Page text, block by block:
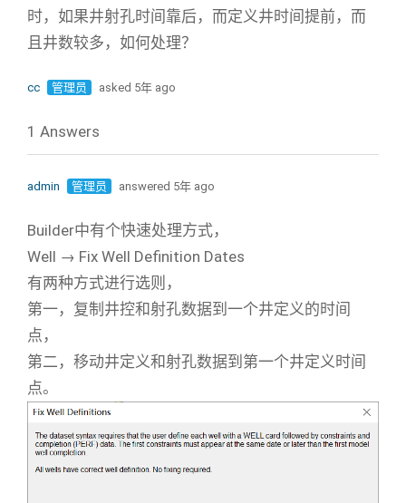
时，如果井射孔时间靠后，而定义井时间提前，而
且井数较多，如何处理？
cc 管理员 asked 5年 ago
1 Answers
admin 管理员 answered 5年 ago
Builder中有个快速处理方式，
Well → Fix Well Definition Dates
有两种方式进行选则，
第一，复制井控和射孔数据到一个井定义的时间
点，
第二，移动井定义和射孔数据到第一个井定义时间
点。